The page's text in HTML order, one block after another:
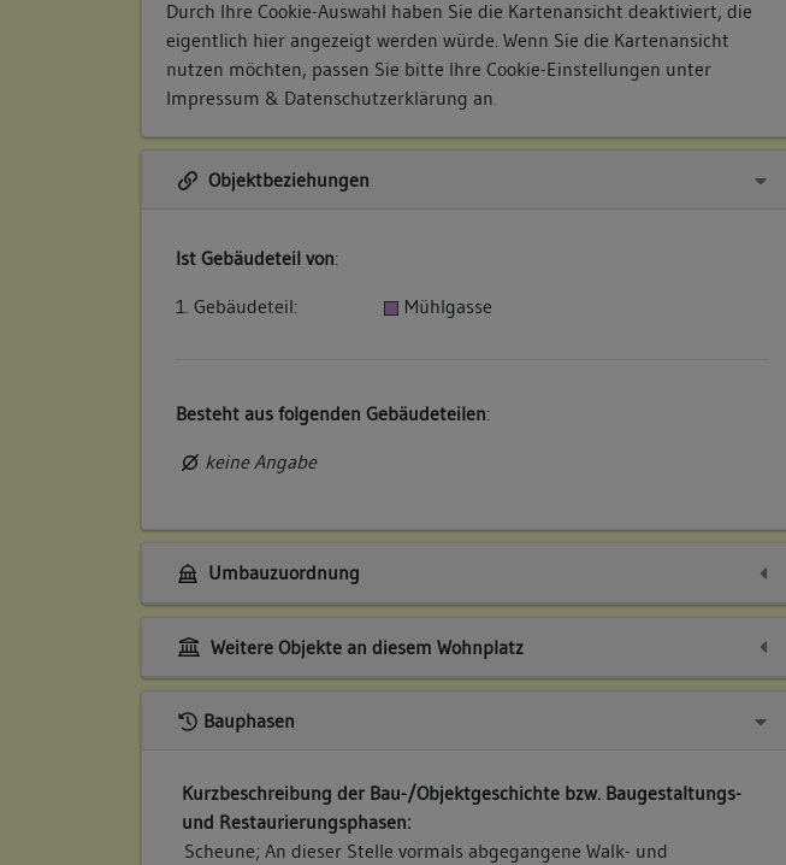
Durch Ihre Cookie-Auswahl haben Sie die Kartenansicht deaktiviert, die
eigentlich hier angezeigt werden würde. Wenn Sie die Kartenansicht
nutzen möchten, passen Sie bitte Ihre Cookie-Einstellungen unter
Impressum & Datenschutzerklärung an.
Objektbeziehungen
Ist Gebäudeteil von:
1. Gebäudeteil:
Mühlgasse
Besteht aus folgenden Gebäudeteilen:
keine Angabe
Umbauzuordnung
Weitere Objekte an diesem Wohnplatz
Bauphasen
Kurzbeschreibung der Bau-/Objektgeschichte bzw. Baugestaltungs-
und Restaurierungsphasen:
Scheune; An dieser Stelle vormals abgegangene Walk- und